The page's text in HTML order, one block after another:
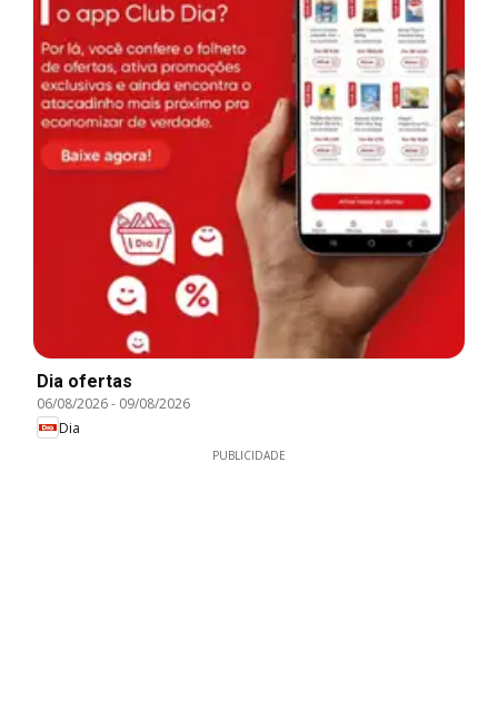
Dia ofertas
06/08/2026- 09/08/2026
Dia
PUBLICIDADE